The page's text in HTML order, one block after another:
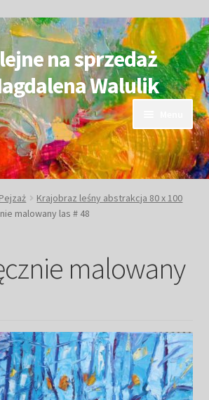
na sprzedaż
Walulik
Pejzaż
Krajobraz leśny abstrakcja 80 x 100
malowany las # 48
malowany